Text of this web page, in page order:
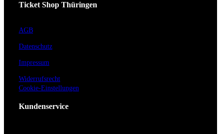
Ticket Shop Thüringen
AGB
Datenschutz
Impressum
Widerrufsrecht
Cookie-Einstellungen
Kundenservice